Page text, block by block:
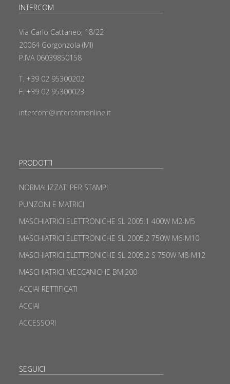
INTERCOM
Via Carlo Cattaneo, 18/22
20064 Gorgonzola (MI)
P.IVA 06039850158
T. +39 02 95300202
F. +39 02 95300023
intercom@intercomonline.it
PRODOTTI
NORMALIZZATI PER STAMPI
PUNZONI E MATRICI
MASCHIATRICI ELETTRONICHE SL 2005.1 400W M2-M5
MASCHIATRICI ELETTRONICHE SL 2005.2 750W M6-M10
MASCHIATRICI ELETTRONICHE SL 2005.2 S 750W M8-M12
MASCHIATRICI MECCANICHE BMI200
ACCIAI RETTIFICATI
ACCIAI
ACCESSORI
SEGUICI